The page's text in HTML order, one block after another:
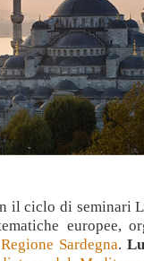
il ciclo di seminari
europee,
Sardegna.